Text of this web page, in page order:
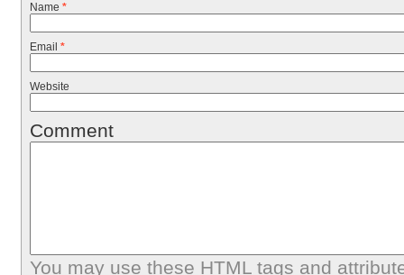
Name *
Email *
Website
Comment
You may use these HTMLtags and